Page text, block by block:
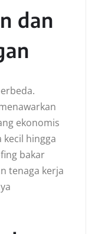
dan
ekonomis
kecil hingga
bakar
tenaga kerja